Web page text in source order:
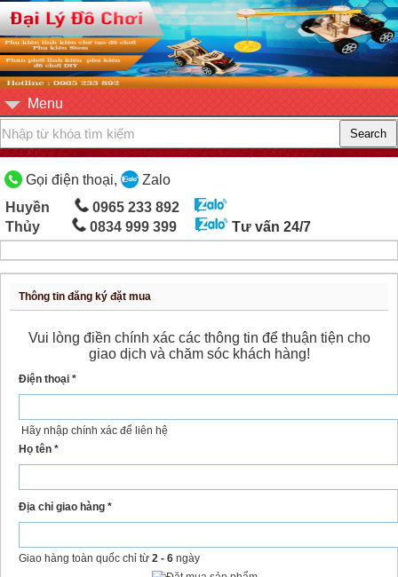
Menu
Gọi điện thoại,
Zalo
Huyền
0965 233 892
Thủy
0834 999 399 Tư vấn 24/7
Thông tin đăng ký đặt mua
Vui lòng điền chính xác các thông tin để thuận tiện cho
giao dịch và chăm sóc khách hàng!
Điện thoại *
Hãy nhập chính xác để liên hệ
Họ tên *
Địa chỉ giao hàng *
Giao hàng toàn quốc chỉ từ 2 - 6 ngày